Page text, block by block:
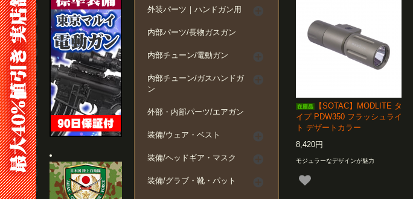
【SOTAC】MODLITE タ
イプ PDW350 フラッシュライ
ト デザートカラー
8,420円
モジュラーなデザインが魅力
外装パーツ｜ハンドガン用
内部パーツ/長物ガスガン
内部チューン/電動ガン
内部チューン/ガスハンドガ
ン
外部・内部パーツ/エアガン
装備/ウェア・ベスト
装備/ヘッドギア・マスク
装備/グラブ・靴・パット